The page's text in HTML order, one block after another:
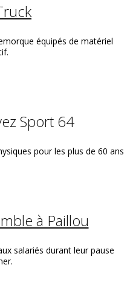
équipés de matériel
Sport 64
pour les plus de 60 ans
à Paillou
salariés durant leur pause